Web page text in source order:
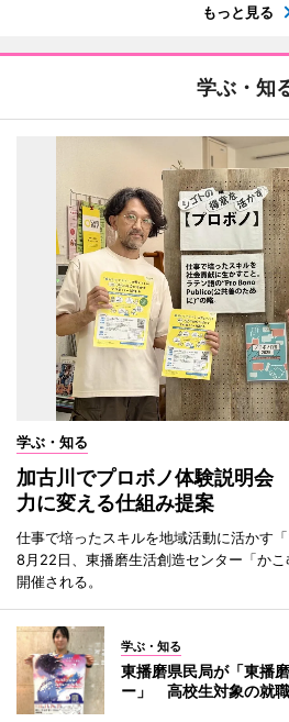
もっと見る
学ぶ・知
学ぶ・知る
加古川でプロボノ体験説明
力に変える仕組み提案
仕事で培ったスキルを地域活動に活かす
8月22日、東播磨生活創造センター「か
開催される。
学ぶ・知る
東播磨県民局が「東播
ー」 高校生対象の就